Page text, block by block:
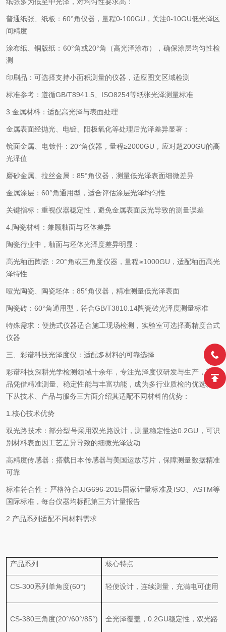
普通纸张、纸板： 60°角仪器，量程0-100GU ，关注0-10GU低光泽区
间精度
涂布纸、铜版纸： 60°角或20°角（高光泽涂布），确保涂层均匀性检
测
印刷品：可选择支持小面积测量的仪器，适应图文区域检测
标准参考：遵循GB/T8941.5 ISO8254等纸张光泽测量标准
3. 金属材料：适配高光泽与表面处理
金属表面经抛光、电镀、阳极氧化等处理后光泽差异显著：
镜面金属、电镀件： 20°角仪器，量程≥2000GU ，应对超200GU的高
光泽值
磨砂金属、拉丝金属： 85°角仪器，测量低光泽表面细微差异
金属涂层： 60°角通用型，适合评估涂层光泽均匀性
关键指标：重视仪器稳定性，避免金属表面反光导致的测量误差
4. 陶瓷材料：兼顾釉面与坯体差异
陶瓷行业中，釉面与坯体光泽度差异明显：
高光釉面陶瓷： 20°角或三角度仪器，量程≥1000GU ，适配釉面高光
泽特性
哑光陶瓷、陶瓷坯体： 85°角仪器，精准测量低光泽表面
陶瓷砖： 60°角通用型，符合GB/T3810.14陶瓷砖光泽度测量标准
特殊需求：便携式仪器适合施工现场检测，实验室可选择高精度台式
仪器
三、彩谱科技光泽度仪：适配多材料的可靠选择
彩谱科技深耕光学检测领域十余年，专注光泽度仪研发与生产，其产
品凭借精准测量、稳定性能与丰富功能，成为多行业质检的优选。以
下从技术、产品与服务三方面介绍其适配不同材料的优势：
1. 核心技术优势
双光路技术：部分型号采用双光路设计，测量稳定性达0.2GU ，可识
别材料表面因工艺差异导致的细微光泽波动
高精度传感器：搭载日本传感器与美国运放芯片，保障测量数据精准
可靠
标准符合性：严格符合JJG696-2015 国家计量标准及 ISO、 ASTM等
国际标准，每台仪器均标配第三方计量报告
2. 产品系列适配不同材料需求
产品系列 核心特点
CS-300系列单角度(60°) 轻便设计，连续测量，充满电可使用
CS-380三角度(20°/60°/85°) 全光泽覆盖， 0.2GU稳定性，双光路